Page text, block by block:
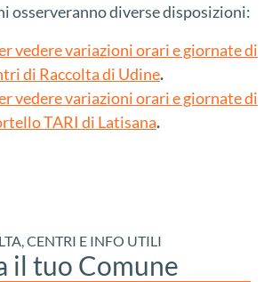
osserveranno diverse disposizioni:
vedere variazioni orari e giornate di
di Raccolta di Udine.
vedere variazioni orari e giornate di
TARI di Latisana.
CENTRI E INFO UTILI
il tuo Comune